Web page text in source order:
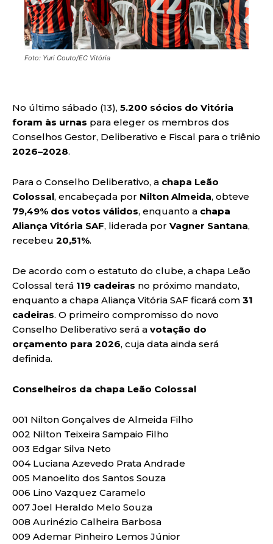
Foto: Yuri Couto/EC Vitória
No último sábado (13), 5.200 sócios do Vitória
foram às urnas para eleger os membros dos
Conselhos Gestor, Deliberativo e Fiscal para o triênio
2026–2028.
Para o Conselho Deliberativo, a chapa Leão
Colossal, encabeçada por Nilton Almeida, obteve
79,49% dos votos válidos, enquanto a chapa
Aliança Vitória SAF, liderada por Vagner Santana,
recebeu 20,51%.
De acordo com o estatuto do clube, a chapa Leão
Colossal terá 119 cadeiras no próximo mandato,
enquanto a chapa Aliança Vitória SAF ficará com 31
cadeiras. O primeiro compromisso do novo
Conselho Deliberativo será a votação do
orçamento para 2026, cuja data ainda será
definida.
Conselheiros da chapa Leão Colossal
001 Nilton Gonçalves de Almeida Filho
002 Nilton Teixeira Sampaio Filho
003 Edgar Silva Neto
004 Luciana Azevedo Prata Andrade
005 Manoelito dos Santos Souza
006 Lino Vazquez Caramelo
007 Joel Heraldo Melo Souza
008 Aurinézio Calheira Barbosa
009 Ademar Pinheiro Lemos Júnior